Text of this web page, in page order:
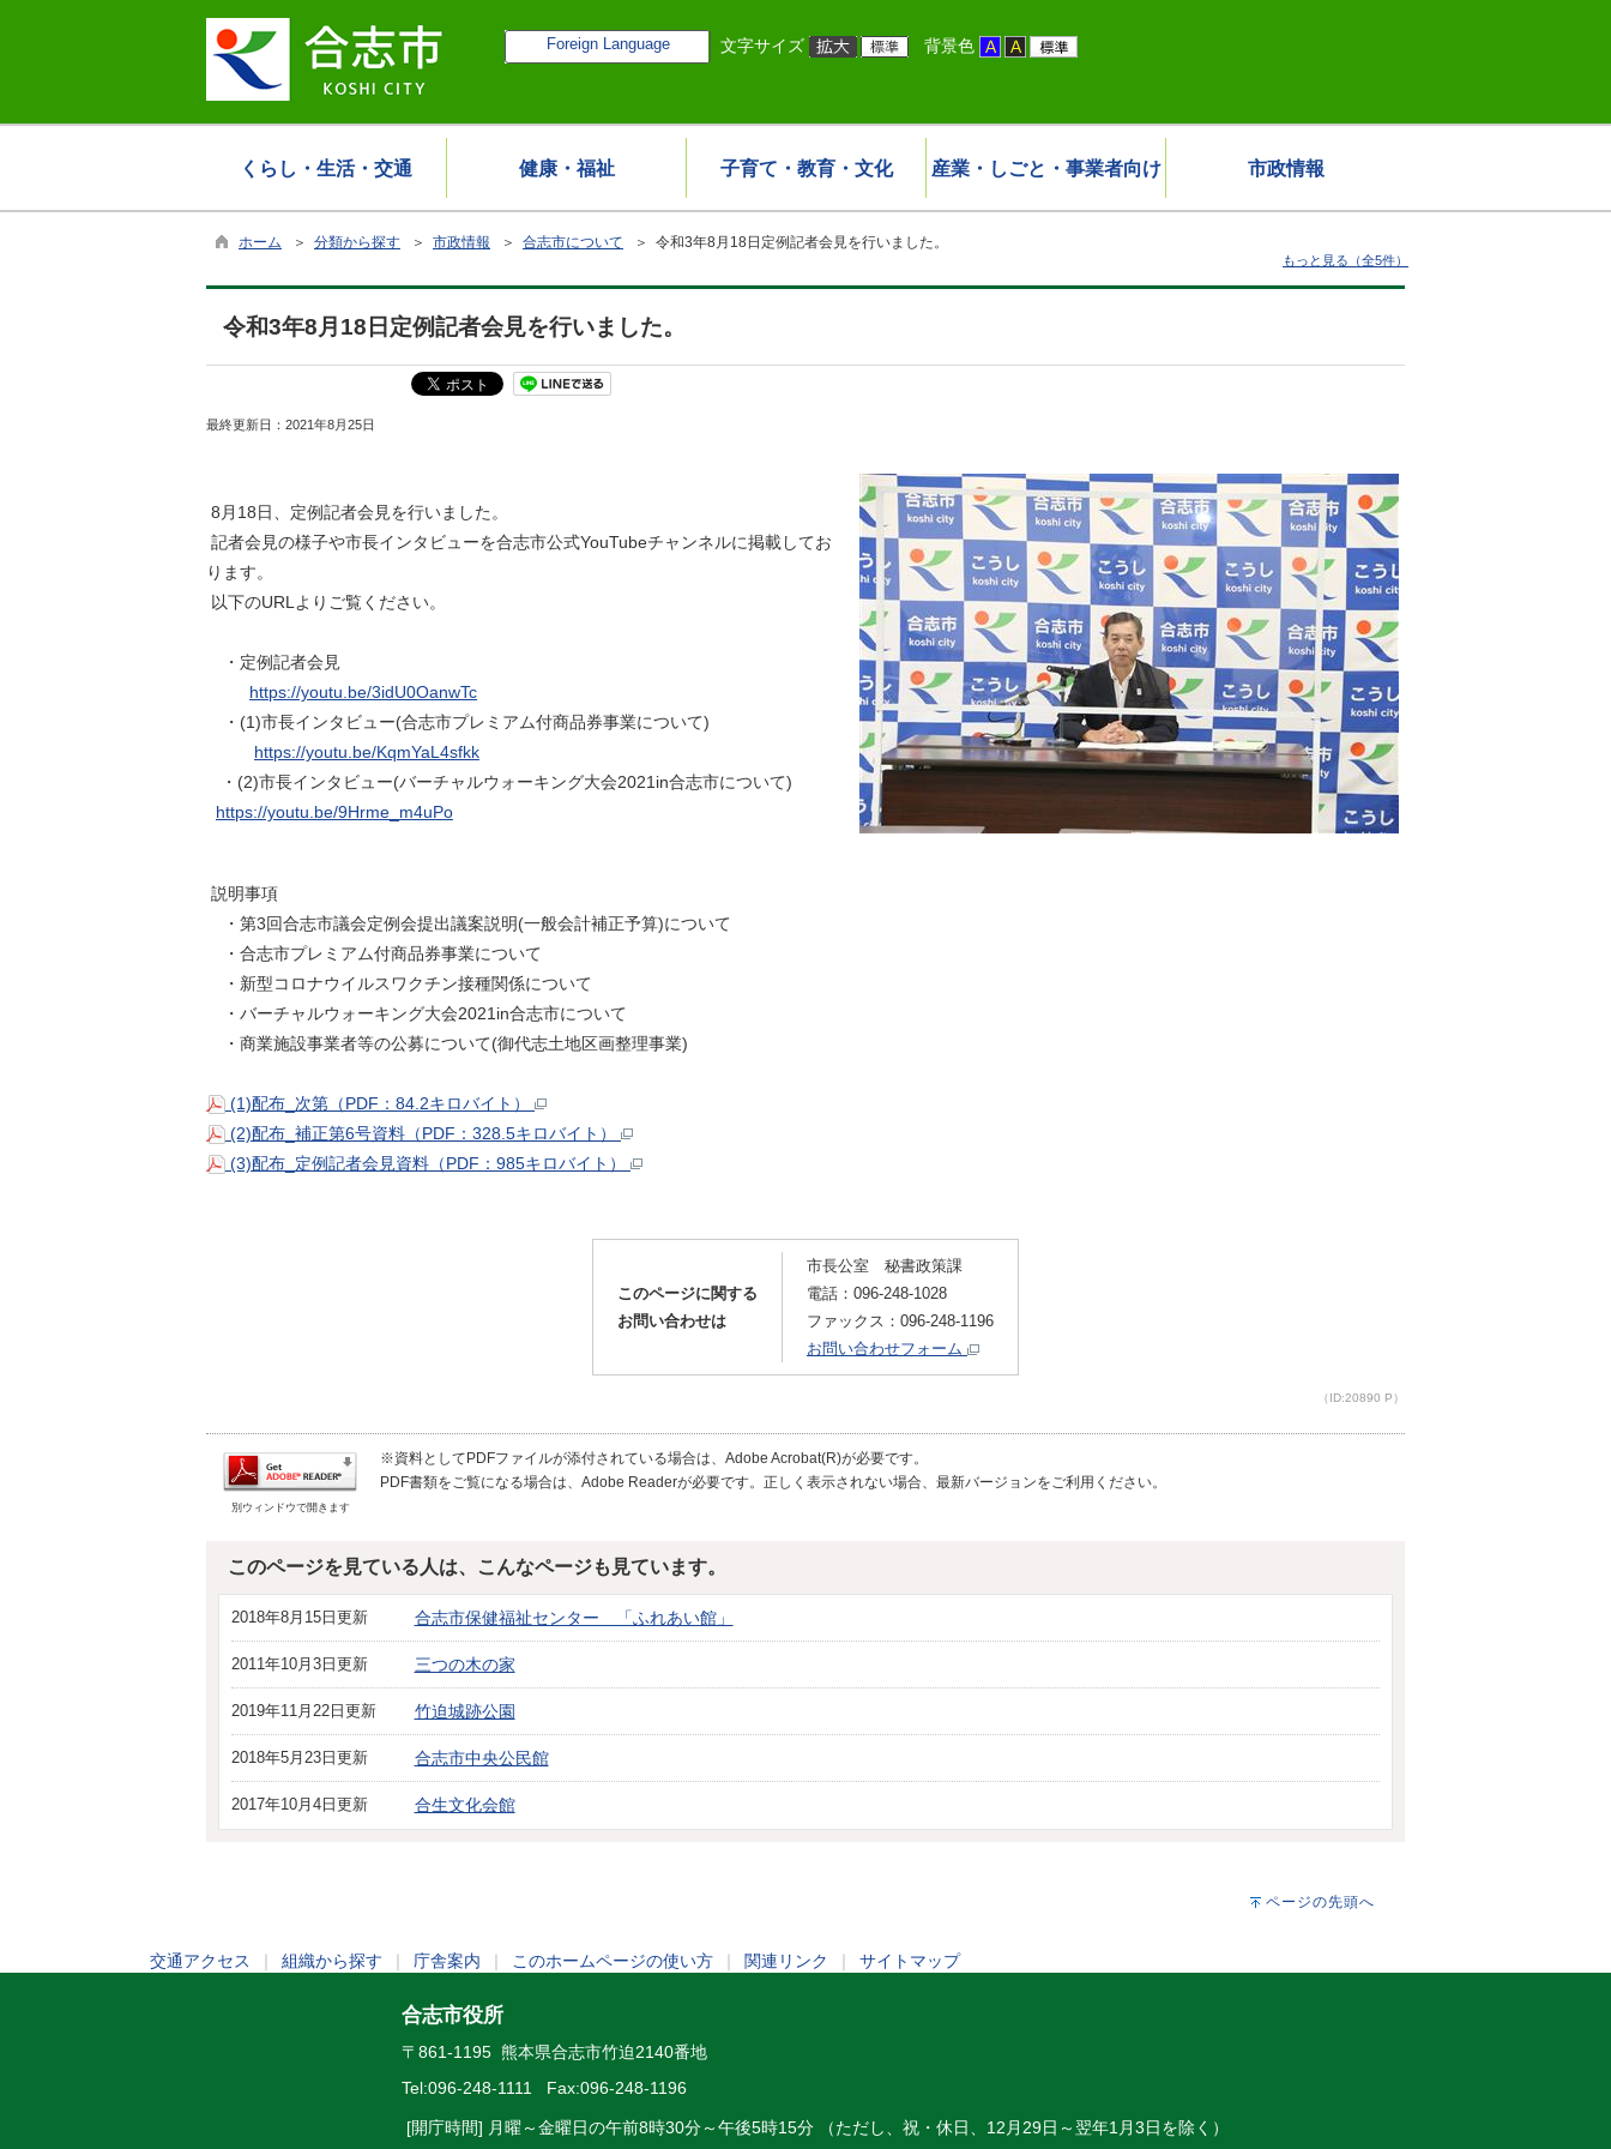
Foreign Language 文字サイズ 背景色
くらし・生活・交通 健康・福祉 子育て・教育・文化 産業・しごと・事業者向け 市政情報
ホーム ＞ 分類から探す ＞ 市政情報 ＞ 合志市について ＞ 令和3年8月18日定例記者会見を行いました。
もっと見る（全5件）
令和3年8月18日定例記者会見を行いました。
最終更新日： 2021年8月25日
8月18日、定例記者会見を行いました。
記者会見の様子や市長インタビューを合志市公式YouTubeチャンネルに掲載してお
ります。
以下のURLよりご覧ください。
・定例記者会見
https://youtu.be/3idU0OanwTc
・(1)市長インタビュー(合志市プレミアム付商品券事業について)
https://youtu.be/KqmYaL4sfkk
・(2)市長インタビュー(バーチャルウォーキング大会2021in合志市について)
https://youtu.be/9Hrme_m4uPo
説明事項
・第3回合志市議会定例会提出議案説明(一般会計補正予算)について
・合志市プレミアム付商品券事業について
・新型コロナウイルスワクチン接種関係について
・バーチャルウォーキング大会2021in合志市について
・商業施設事業者等の公募について(御代志土地区画整理事業)
(1)配布_次第（PDF：84.2キロバイト）
(2)配布_補正第6号資料（PDF：328.5キロバイト）
(3)配布_定例記者会見資料（PDF：985キロバイト）
このページに関する
お問い合わせは
市長公室 秘書政策課
電話：096-248-1028
ファックス：096-248-1196
お問い合わせフォーム
（ID:20890 P）
別ウィンドウで開きます
※資料としてPDFファイルが添付されている場合は、Adobe Acrobat(R)が必要です。
PDF書類をご覧になる場合は、Adobe Readerが必要です。正しく表示されない場合、最新バージョンをご利用ください。
このページを見ている人は、こんなページも見ています。
2018年8月15日更新 合志市保健福祉センター 「ふれあい館」
2011年10月3日更新 三つの木の家
2019年11月22日更新 竹迫城跡公園
2018年5月23日更新 合志市中央公民館
2017年10月4日更新 合生文化会館
ページの先頭へ
交通アクセス 組織から探す 庁舎案内 このホームページの使い方 関連リンク サイトマップ
合志市役所
〒861-1195 熊本県合志市竹迫2140番地
Tel:096-248-1111 Fax:096-248-1196
[開庁時間] 月曜～金曜日の午前8時30分～午後5時15分 （ただし、祝・休日、12月29日～翌年1月3日を除く）